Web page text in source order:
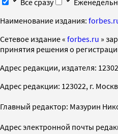
Наименование издания:
Cетевое издание « forbes.ru »
принятия решения о
Адрес редакции, издателя:
Адрес редакции: 123022, г.
Главный редактор: Мазурин
Адрес электронной почты